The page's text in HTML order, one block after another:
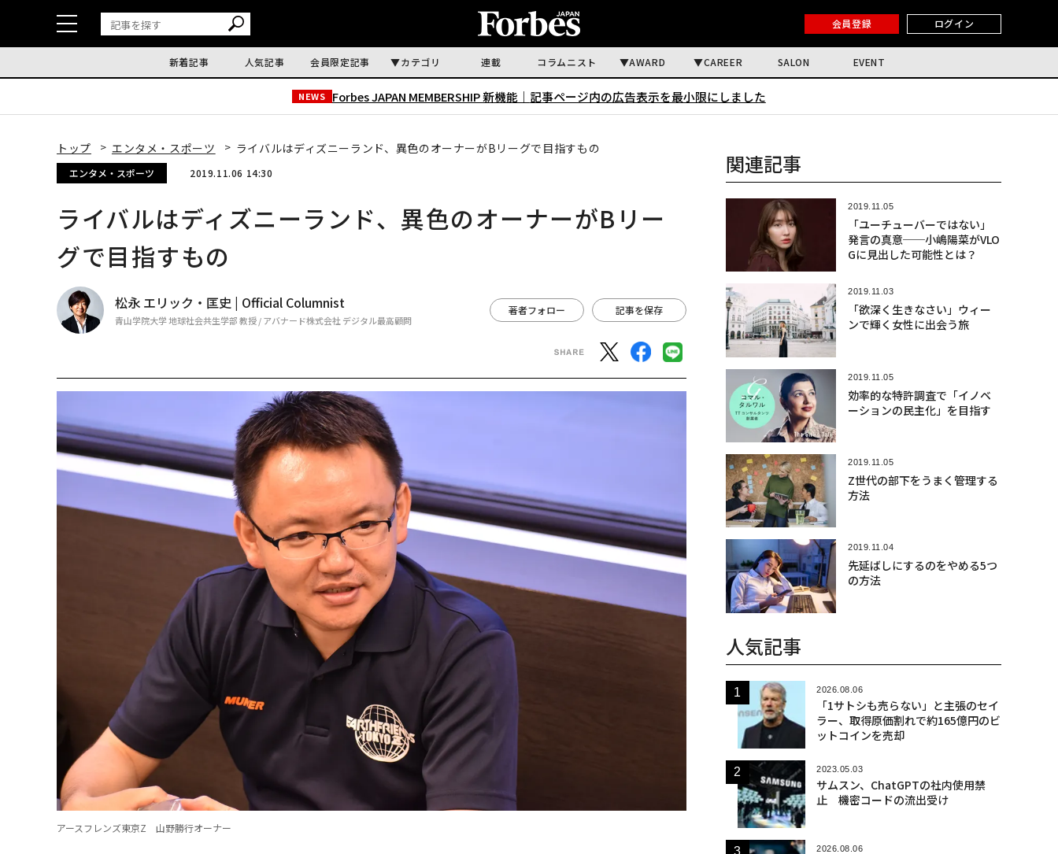
会員登録 ログイン
新着記事 人気記事 会員限定記事 カテゴリ 連載 コラムニスト AWARD CAREER SALON EVENT
NEWS Forbes JAPAN MEMBERSHIP 新機能｜ 記事ページ内の広告表示を最小限にしました
トップ エンタメ・スポーツ ライバルはディズニーランド、異色のオーナーがBリーグで目指すもの
エンタメ・スポーツ 2019.11.06 14:30
ライバルはディズニーランド、異色のオーナーがBリー
グで目指すもの
松永 エリック・匡史 | Official Columnist
青山学院大学 地球社会共生学部 教授 / アバナード株式会社 デジタル最高顧問
著者フォロー 記事を保存
アースフレンズ東京Z 山野勝行オーナー
関連記事
2019.11.05
「ユーチューバーではない」
発言の真意──小嶋陽菜がVLO
Gに見出した可能性とは？
2019.11.03
「欲深く生きなさい」ウィー
ンで輝く女性に出会う旅
2019.11.05
効率的な特許調査で「イノベ
ーションの民主化」を目指す
2019.11.05
Z世代の部下をうまく管理する
方法
2019.11.04
先延ばしにするのをやめる5つ
の方法
人気記事
2026.08.06
「1サトシも売らない」と主張のセイ
ラー、取得原価割れで約165億円のビ
ットコインを売却
2023.05.03
サムスン、ChatGPTの社内使用禁
止 機密コードの流出受け
2026.08.06